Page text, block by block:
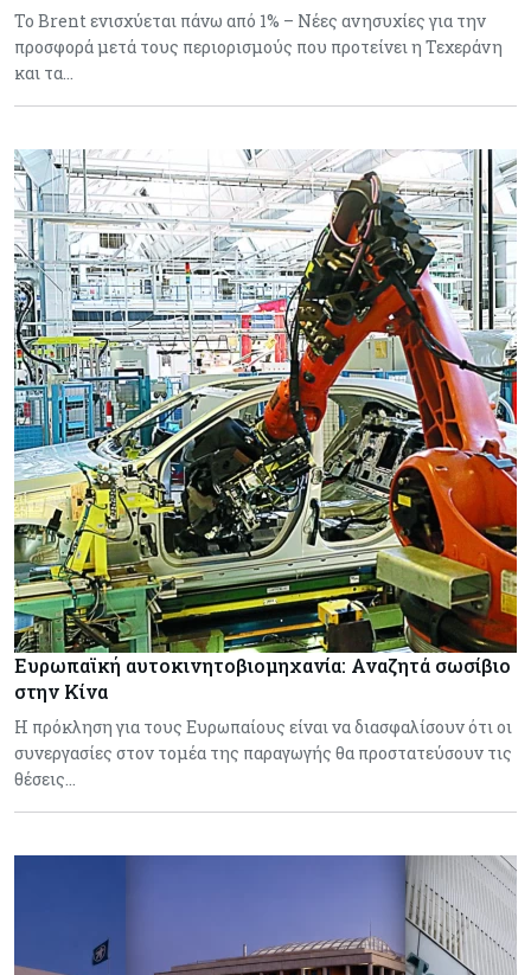
Το Brent ενισχύεται πάνω από 1% – Νέες ανησυχίες για την
προσφορά μετά τους περιορισμούς που προτείνει η Τεχεράνη
και τα…
Ευρωπαϊκή αυτοκινητοβιομηχανία: Αναζητά σωσίβιο
στην Κίνα
Η πρόκληση για τους Ευρωπαίους είναι να διασφαλίσουν ότι οι
συνεργασίες στον τομέα της παραγωγής θα προστατεύσουν τις
θέσεις…